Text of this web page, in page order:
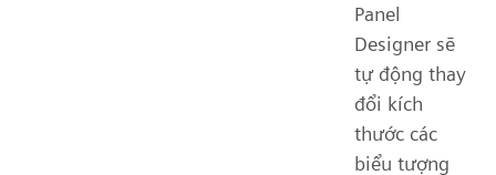
Panel
Designer sẽ
tự động thay
đổi kích
thước các
biểu tượng